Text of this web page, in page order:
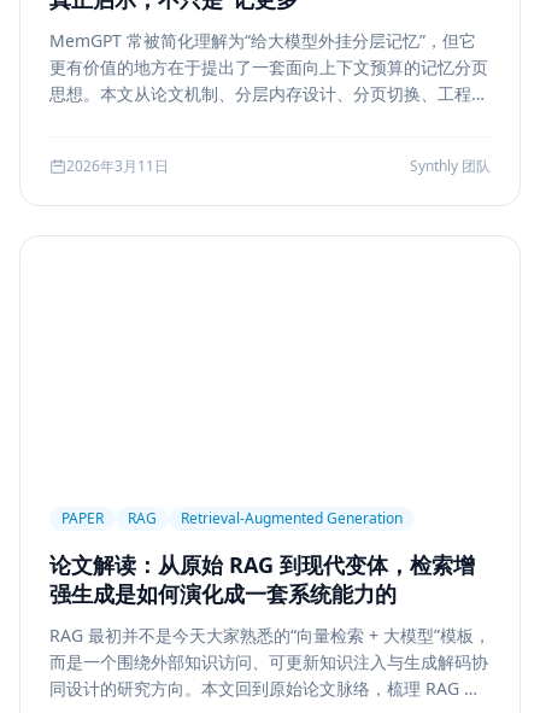
MemGPT 常被简化理解为“给大模型外挂分层记忆”，但它
更有价值的地方在于提出了一套面向上下文预算的记忆分页
思想。本文从论文机制、分层内存设计、分页切换、工程可
2026年3月11日 Synthly 团队
PAPER RAG Retrieval-Augmented Generation
论文解读：从原始 RAG 到现代变体，检索增
强生成是如何演化成一套系统能力的
RAG 最初并不是今天大家熟悉的“向量检索 + 大模型”模板，
而是一个围绕外部知识访问、可更新知识注入与生成解码协
同设计的研究方向。本文回到原始论文脉络，梳理 RAG 如